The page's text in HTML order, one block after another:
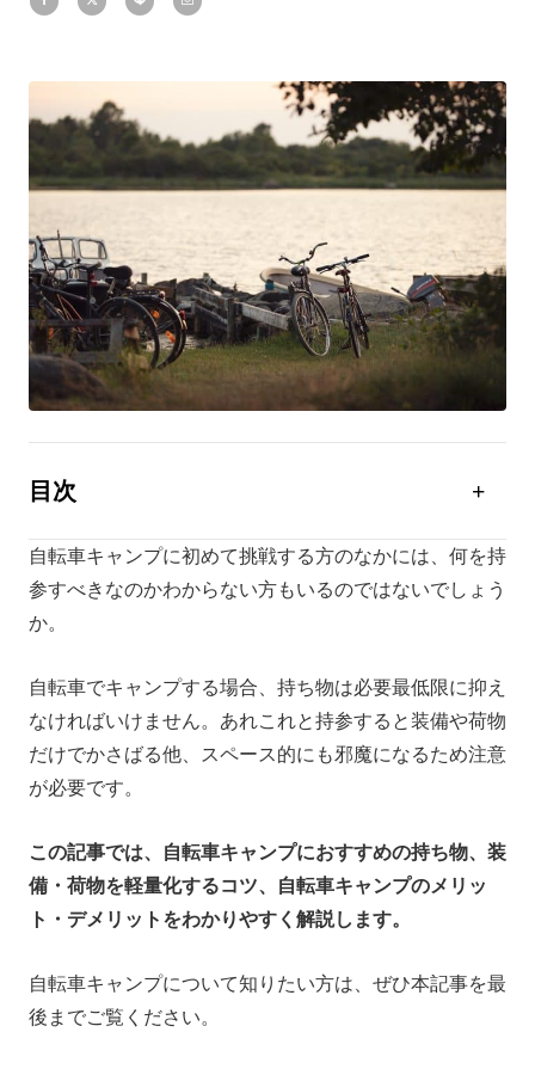
目次
装備・荷物を軽量化するコツ
まとめ
自転車キャンプに初めて挑戦する方のなかには、何を持
参すべきなのかわからない方もいるのではないでしょう
か。
自転車でキャンプする場合、持ち物は必要最低限に抑え
なければいけません。あれこれと持参すると装備や荷物
だけでかさばる他、スペース的にも邪魔になるため注意
が必要です。
この記事では、自転車キャンプにおすすめの持ち物、装
備・荷物を軽量化するコツ、自転車キャンプのメリッ
ト・デメリットをわかりやすく解説します。
自転車キャンプについて知りたい方は、ぜひ本記事を最
後までご覧ください。